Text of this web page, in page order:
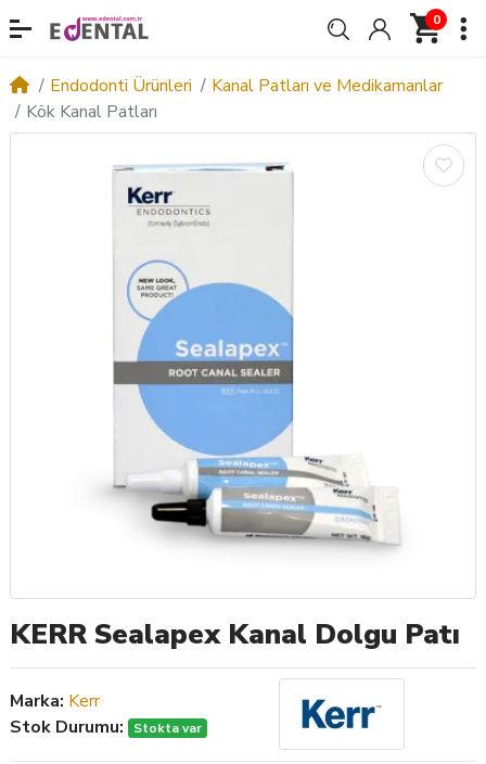
0
Endodonti Ürünleri
Kanal Patları ve Medikamanlar
Kök Kanal Patları
KERR Sealapex Kanal Dolgu Patı
Marka: Kerr
Stok Durumu:
Stokta var